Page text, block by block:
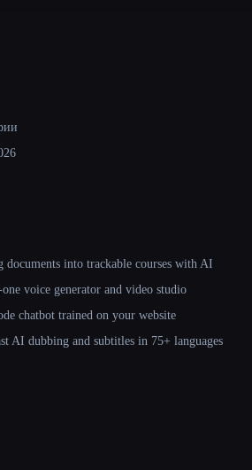
documents into trackable courses with AI
voice generator and video studio
chatbot trained on your website
AI dubbing and subtitles in 75+ languages